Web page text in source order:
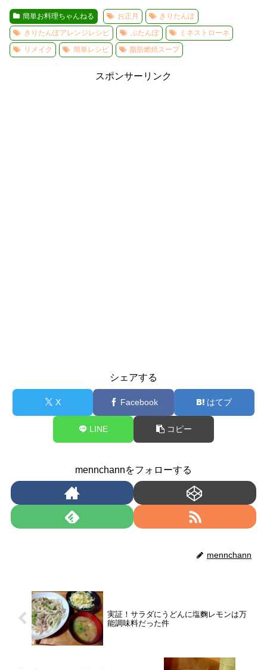
簡単お料理ちゃんねる お正月
きりたんぽ
きりたんぽアレンジレシピ
ぶたんぽ
ミネストローネ
リメイク
簡単レシピ 脂肪燃焼スープ
スポンサーリンク
シェアする
X Facebook はてブ
LINE コピー
mennchannをフォローする
mennchann
実証！サラダにうどんに塩麴レモンは万
能調味料だった件